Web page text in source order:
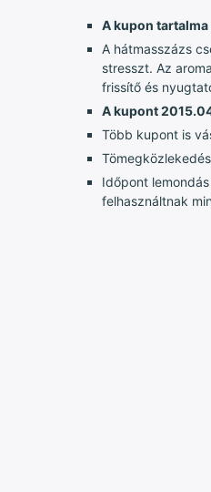
A kupon
A hátmasszázs
stresszt. Az
frissítő és
A kupont
Több kupont is
Időpont
felhasználtnak